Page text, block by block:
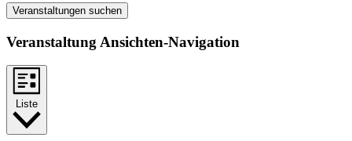
Veranstaltungen suchen
Veranstaltung Ansichten-Navigation
Liste